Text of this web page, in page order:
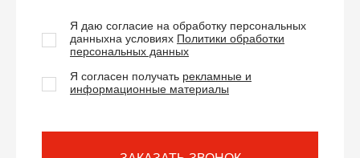
Я даю согласие на обработку персональных
данныхна условиях Политики обработки
персональных данных
Я согласен получать рекламные и
информационные материалы